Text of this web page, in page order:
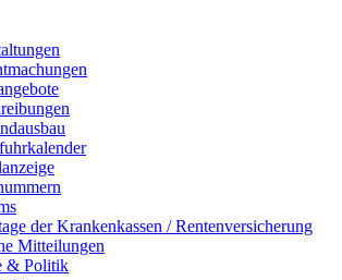
der Krankenkassen / Rentenversicherung
Mitteilungen
& Politik